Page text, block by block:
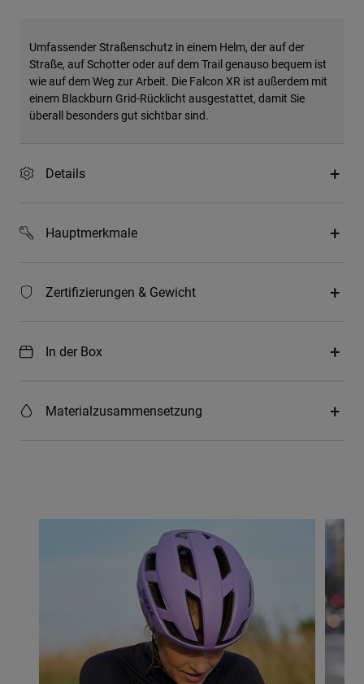
Umfassender Straßenschutz in einem Helm, der auf der
Straße, auf Schotter oder auf dem Trail genauso bequem ist
wie auf dem Weg zur Arbeit. Die Falcon XR ist außerdem mit
einem Blackburn Grid-Rücklicht ausgestattet, damit Sie
überall besonders gut sichtbar sind.
Details
Hauptmerkmale
Zertifizierungen & Gewicht
In der Box
Materialzusammensetzung